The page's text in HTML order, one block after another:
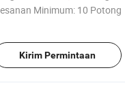
Tinta Cetak Layar
Minimum: 10 Potong
Kirim Permintaan